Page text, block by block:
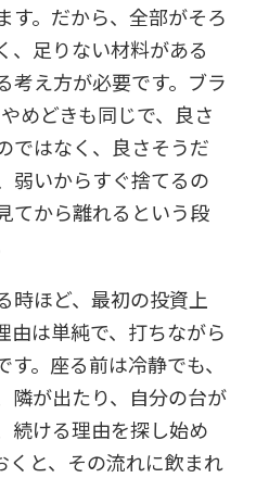
す。だから、全部がそろ
、足りない材料がある
考え方が必要です。ブラ
めどきも同じで、良さ
ではなく、良さそうだ
弱いからすぐ捨てるの
てから離れるという段
時ほど、最初の投資上
由は単純で、打ちながら
。座る前は冷静でも、
隣が出たり、自分の台が
続ける理由を探し始め
くと、その流れに飲まれ